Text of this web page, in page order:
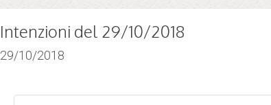
Intenzioni del 29/10/2018
29/10/2018